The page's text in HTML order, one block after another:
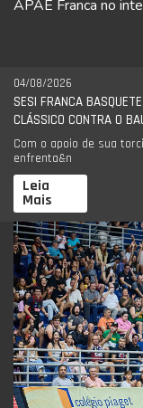
APAE Franca no
04/08/2026
SESI FRANCA
CLÁSSICO CONTRA O
Com o apoio de sua
enfrenta&n
Leia
Mais